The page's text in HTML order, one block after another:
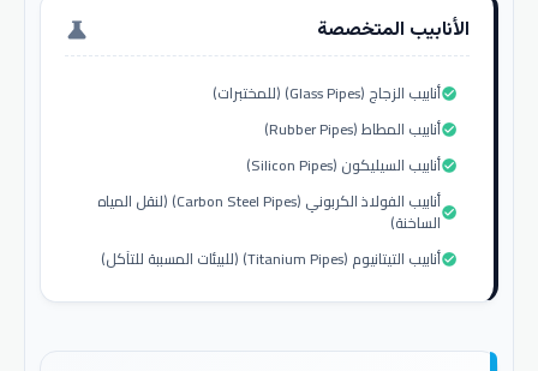
الأنابيب المتخصصة science
أنابيب الزجاج (Glass Pipes) (للمختبرات)check_circle
أنابيب المطاط (Rubber Pipes)check_circle
أنابيب السيليكون (Silicon Pipes)check_circle
أنابيب الفولاذ الكربوني (Carbon Steel Pipes) (لنقل المياه
الساخنة)check_circle
أنابيب التيتانيوم (Titanium Pipes) (للبيئات المسببة للتآكل)check_circle